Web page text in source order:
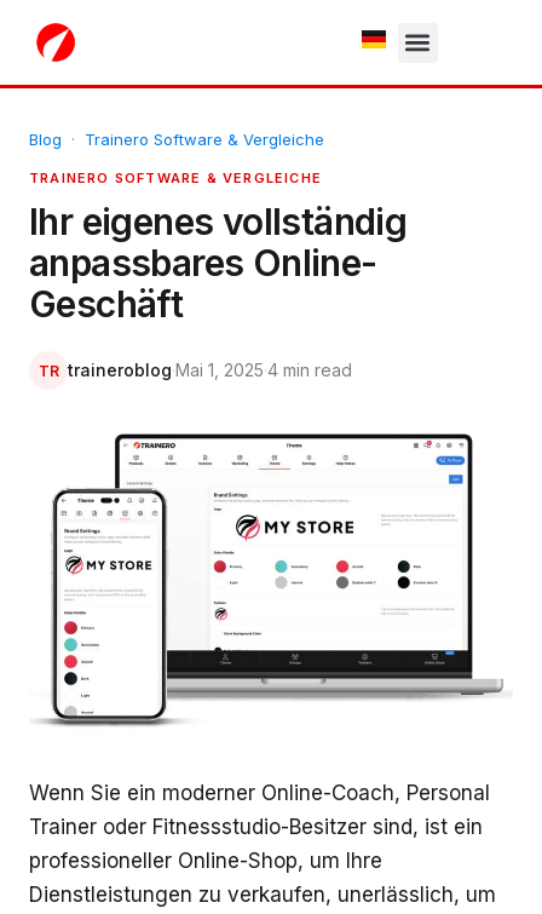
Blog · Trainero Software & Vergleiche
TRAINERO SOFTWARE & VERGLEICHE
Ihr eigenes vollständig
anpassbares Online-
Geschäft
TR traineroblog·Mai 1, 2025·4 min read
Wenn Sie ein moderner Online-Coach, Personal
Trainer oder Fitnessstudio-Besitzer sind, ist ein
professioneller Online-Shop, um Ihre
Dienstleistungen zu verkaufen, unerlässlich, um